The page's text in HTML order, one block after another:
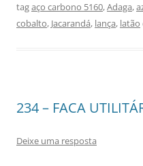
tagaço carbono 5160,Adaga,
cobalto, Jacarandá, lança, latão
234 – FACA
Deixe uma resposta